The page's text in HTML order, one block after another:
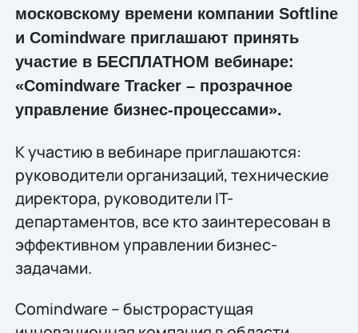
московскому времени компании Softline
и Comindware приглашают принять
участие в БЕСПЛАТНОМ вебинаре:
«Comindware Tracker – прозрачное
управление бизнес-процессами».
К участию в вебинаре приглашаются:
руководители организаций, технические
директора, руководители IT-
департаментов, все кто заинтересован в
эффективном управлении бизнес-
задачами.
Comindware – быстрорастущая